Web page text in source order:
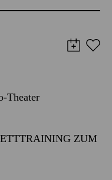
Theater
ZUM